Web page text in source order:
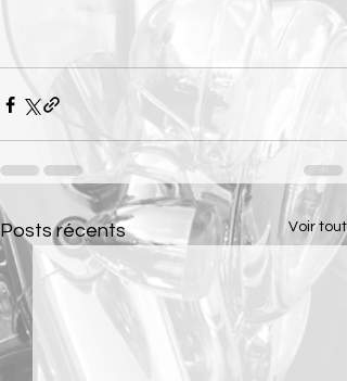
Posts récents Voir tout